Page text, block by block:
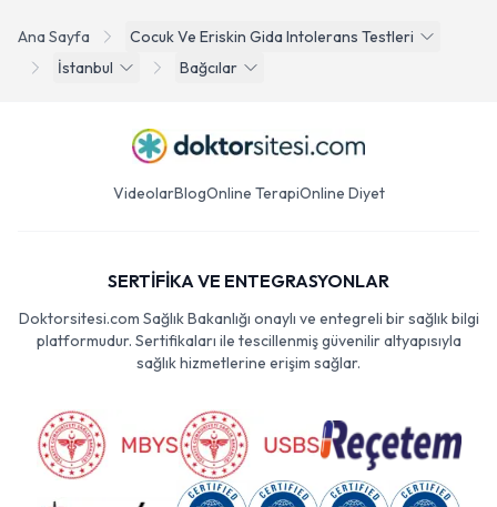
Ana Sayfa
Cocuk Ve Eriskin Gida Intolerans Testleri
İstanbul
Bağcılar
VideolarBlogOnline TerapiOnline Diyet
SERTİFİKA VE ENTEGRASYONLAR
Doktorsitesi.com Sağlık Bakanlığı onaylı ve entegreli bir sağlık bilgi
platformudur. Sertifikaları ile tescillenmiş güvenilir altyapısıyla
sağlık hizmetlerine erişim sağlar.